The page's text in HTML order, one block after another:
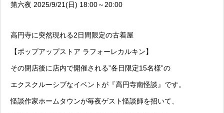
第六夜 2025/9/21(日) 18:00～20:00
高円寺に突然現れる2日間限定の古着屋
【ポップアップストア ラフォーレカルキン】
その閉店後に店内で開催される”各日限定15名様”の
エクスクルーシブなイベントが『高円寺南怪談』です。
怪談作家ホームタウンが毎夜ゲスト怪談師を招いて、